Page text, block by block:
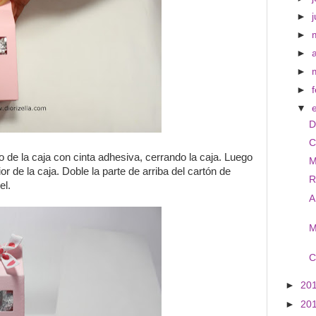
de la caja con cinta adhesiva, cerrando la caja. Luego
de la caja. Doble la parte de arriba del cartón de
►
►
►
►
►
▼
►
►